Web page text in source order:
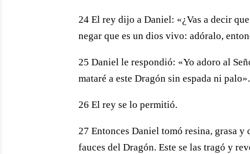
24 El rey dijo a Daniel: «¿Vas a decir
negar que es un dios vivo: adóralo,
25 Daniel le respondió: «Yo adoro al
mataré a este Dragón sin espada ni palo».
26 El rey se lo permitió.
27 Entonces Daniel tomó resina, grasa
fauces del Dragón. Este se las tragó y